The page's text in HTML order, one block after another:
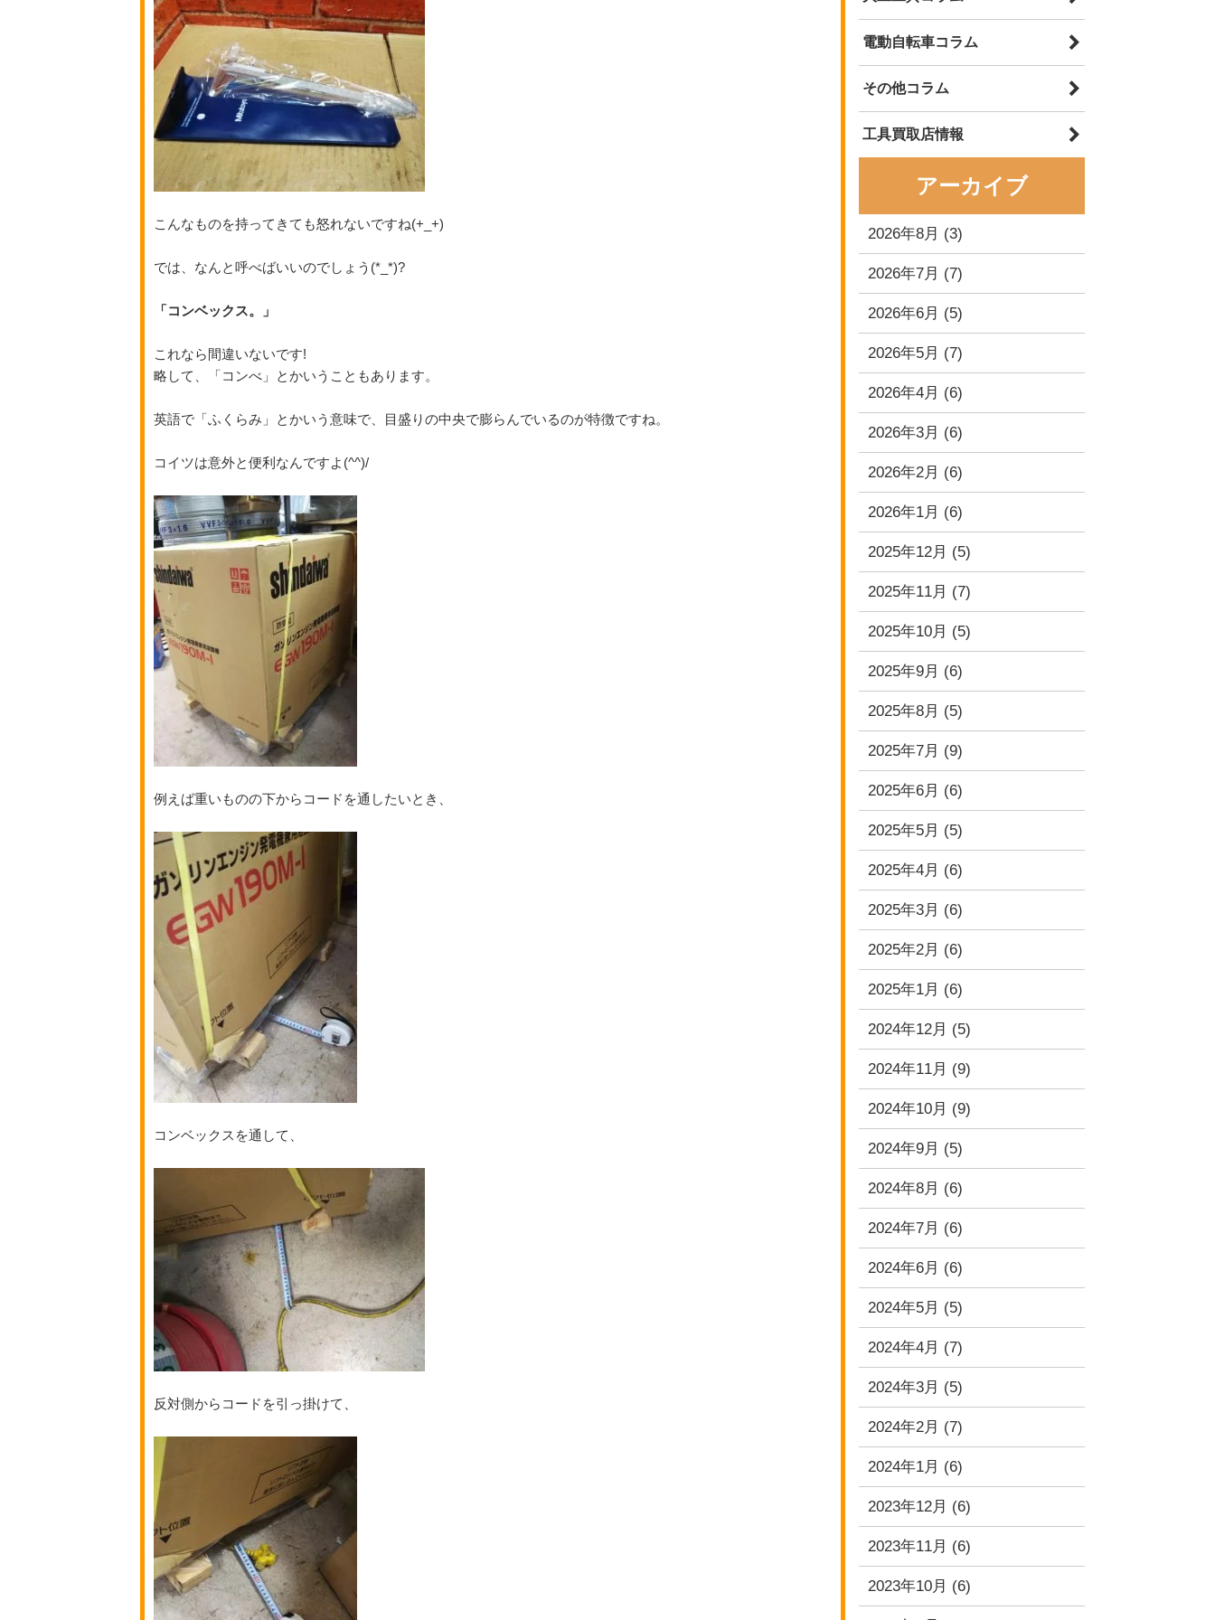
電動自転車コラム
その他コラム
工具買取店情報
アーカイブ
2026年8月 (3)
2026年7月 (7)
2026年6月 (5)
2026年5月 (7)
2026年4月 (6)
2026年3月 (6)
2026年2月 (6)
2026年1月 (6)
2025年12月 (5)
2025年11月 (7)
2025年10月 (5)
2025年9月 (6)
2025年8月 (5)
2025年7月 (9)
2025年6月 (6)
2025年5月 (5)
2025年4月 (6)
2025年3月 (6)
2025年2月 (6)
2025年1月 (6)
2024年12月 (5)
2024年11月 (9)
2024年10月 (9)
2024年9月 (5)
2024年8月 (6)
2024年7月 (6)
2024年6月 (6)
2024年5月 (5)
2024年4月 (7)
2024年3月 (5)
2024年2月 (7)
2024年1月 (6)
2023年12月 (6)
2023年11月 (6)
2023年10月 (6)
こんなものを持ってきても怒れないですね(+_+)
では、なんと呼べばいいのでしょう(*_*)?
「コンベックス。」
これなら間違いないです!
略して、「コンべ」とかいうこともあります。
英語で「ふくらみ」とかいう意味で、目盛りの中央で膨らんでいるのが特徴ですね。
コイツは意外と便利なんですよ(^^)/
例えば重いものの下からコードを通したいとき、
コンベックスを通して、
反対側からコードを引っ掛けて、